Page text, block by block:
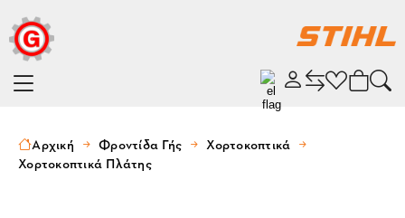
Αρχική Φροντίδα Γής
Χορτοκοπτικά
Χορτοκοπτικά Πλάτης